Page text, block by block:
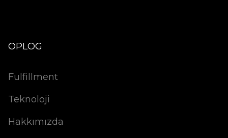
OPLOG
Fulfillment
Teknoloji
Hakkımızda